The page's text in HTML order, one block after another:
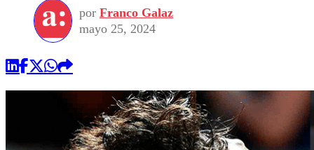
Seleccion Chilena
Torneo Internacional
Universidad de Chile
Economía
Internacional
Sustentabilidad
Publicaciones en medios
Opinión
por Franco Galaz
mayo 25, 2024